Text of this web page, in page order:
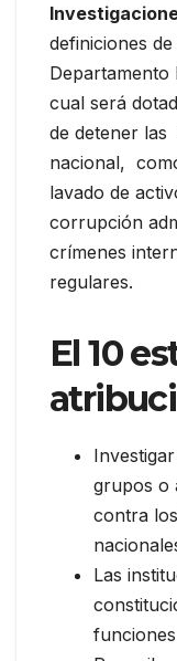
definiciones
Departamento
cual será
de detener las
nacional,
lavado de
corrupción
crímenes
regulares.
El 10
grupos o
contra
Las